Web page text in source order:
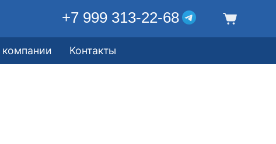
+7 999 313-22-68
Контакты